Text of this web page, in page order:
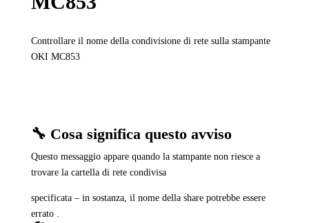
Controllare il nome della condivisione di rete sulla stampante
OKI MC853
🔧 Cosa significa questo avviso
Questo messaggio appare quando la stampante non riesce a
trovare la cartella di rete condivisa
specificata – in sostanza, il nome della share potrebbe essere
errato .